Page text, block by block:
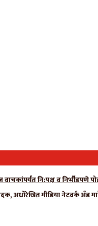
नि:पक्ष व निर्भीडपणे
अधोरेखित मीडिया नेटवर्क अँड